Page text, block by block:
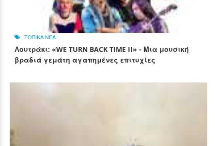
ΤΟΠΙΚΑ ΝΕΑ
Λουτράκι: «WE TURN BACK TIME II» - Μια μουσική
βραδιά γεμάτη αγαπημένες επιτυχίες